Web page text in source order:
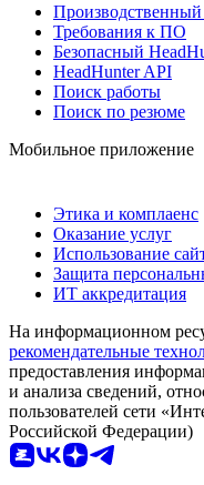
Производственный
Требования к ПО
Безопасный
HeadHunter API
Поиск работы
Поиск по резюме
Мобильное приложение
Этика и комплаенс
Оказание услуг
Использование
Защита
ИТ аккредитация
На информационном
рекомендательные
предоставления
и анализа сведений,
пользователей сети
Российской Федерации)